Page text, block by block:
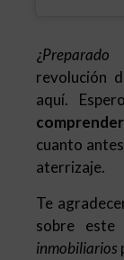
¿
revolución
aquí.
comprender
cuanto
aterrizaje.
Te
sobre este
inmobiliarios